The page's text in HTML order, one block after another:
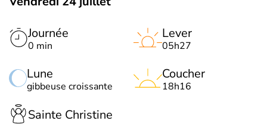
Journée
0 min
Lune
gibbeuse croissante
Lever
05h27
Coucher
18h16
Sainte Christine